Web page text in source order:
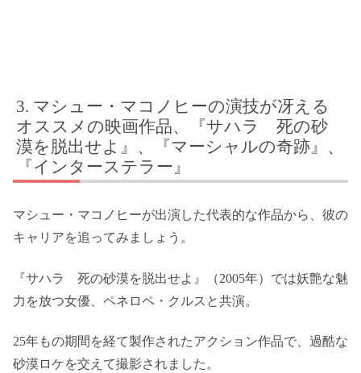
マシュー・マコノヒーの演技が冴える
オススメの映画作品、『サハラ 死の砂
漠を脱出せよ』、『マーシャルの奇跡』、
『インターステラー』
マシュー・マコノヒーが出演した代表的な作品から、彼の
キャリアを追ってみましょう。
『サハラ 死の砂漠を脱出せよ』（2005年）では妖艶な魅
力を放つ女優、ペネロペ・クルスと共演。
25年もの期間を経て製作されたアクション作品で、過酷な
砂漠ロケを交えて撮影されました。